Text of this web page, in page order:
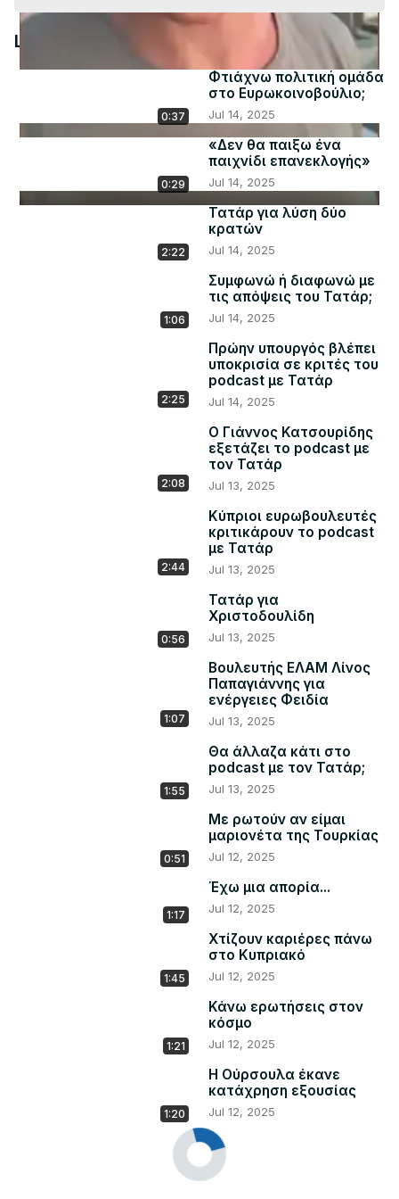
Video
Latest Videos
0:37
Φτιάχνω πολιτική ομάδα
στο Ευρωκοινοβούλιο;
Jul 14, 2025
0:29
«Δεν θα παιξω ένα
παιχνίδι επανεκλογής»
Jul 14, 2025
2:22
Τατάρ για λύση δύο
κρατών
Jul 14, 2025
1:06
Συμφωνώ ή διαφωνώ με
τις απόψεις του Τατάρ;
Jul 14, 2025
2:25
Πρώην υπουργός βλέπει
υποκρισία σε κριτές του
podcast με Τατάρ
Jul 14, 2025
2:08
Ο Γιάννος Κατσουρίδης
εξετάζει το podcast με
τον Τατάρ
Jul 13, 2025
2:44
Κύπριοι ευρωβουλευτές
κριτικάρουν το podcast
με Τατάρ
Jul 13, 2025
0:56
Τατάρ για
Χριστοδουλίδη
Jul 13, 2025
1:07
Βουλευτής ΕΛΑΜ Λίνος
Παπαγιάννης για
ενέργειες Φειδία
Jul 13, 2025
1:55
Θα άλλαζα κάτι στο
podcast με τον Τατάρ;
Jul 13, 2025
0:51
Με ρωτούν αν είμαι
μαριονέτα της Τουρκίας
Jul 12, 2025
1:17
Έχω μια απορία...
Jul 12, 2025
1:45
Χτίζουν καριέρες πάνω
στο Κυπριακό
Jul 12, 2025
1:21
Κάνω ερωτήσεις στον
κόσμο
Jul 12, 2025
1:20
Η Ούρσουλα έκανε
κατάχρηση εξουσίας
Jul 12, 2025